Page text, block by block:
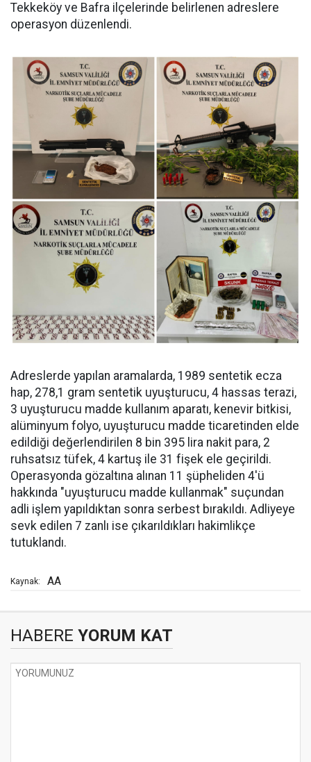
Tekkeköy ve Bafra ilçelerinde belirlenen adreslere
operasyon düzenlendi.
Adreslerde yapılan aramalarda, 1989 sentetik ecza
hap, 278,1 gram sentetik uyuşturucu, 4 hassas terazi,
3 uyuşturucu madde kullanım aparatı, kenevir bitkisi,
alüminyum folyo, uyuşturucu madde ticaretinden elde
edildiği değerlendirilen 8 bin 395 lira nakit para, 2
ruhsatsız tüfek, 4 kartuş ile 31 fişek ele geçirildi.
Operasyonda gözaltına alınan 11 şüpheliden 4'ü
hakkında "uyuşturucu madde kullanmak" suçundan
adli işlem yapıldıktan sonra serbest bırakıldı. Adliyeye
sevk edilen 7 zanlı ise çıkarıldıkları hakimlikçe
tutuklandı.
Kaynak: AA
HABERE YORUM KAT